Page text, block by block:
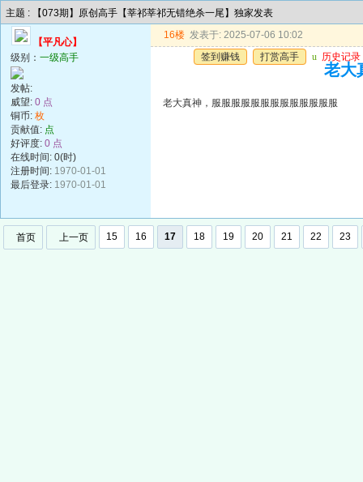
主题 : 【073期】原创高手【莘祁莘祁无错绝杀一尾】独家发表
【平凡心】
级别： 一级高手
发帖:
威望: 0 点
铜币: 枚
贡献值: 点
好评度: 0 点
在线时间: 0(时)
注册时间: 1970-01-01
最后登录: 1970-01-01
16楼 发表于: 2025-07-06 10:02
签到赚钱
打赏高手 u 历史记录
老大
老大真神，服服服服服服服服服服服服服
首页 上一页 15 16 17 18 19 20 21 22 23